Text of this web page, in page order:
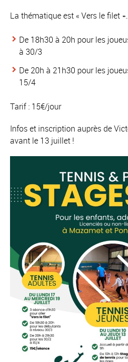
La thématique est « Vers le filet
De 18h30 à 20h pour les
à 30/3
De 20h à 21h30 pour les
15/4
Tarif : 15€/jour
Infos et inscription auprès de
avant le 13 juillet !